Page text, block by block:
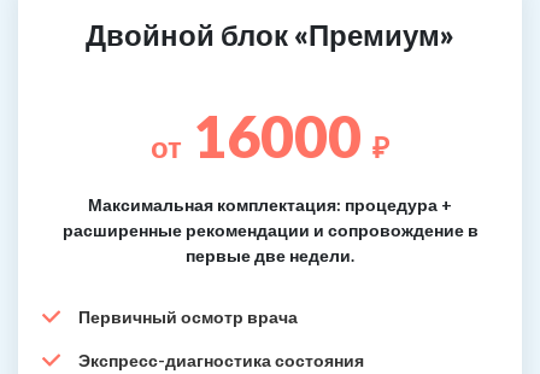
Двойной блок «Премиум»
от 16000 ₽
Максимальная комплектация: процедура +
расширенные рекомендации и сопровождение в
первые две недели.
Первичный осмотр врача
Экспресс-диагностика состояния